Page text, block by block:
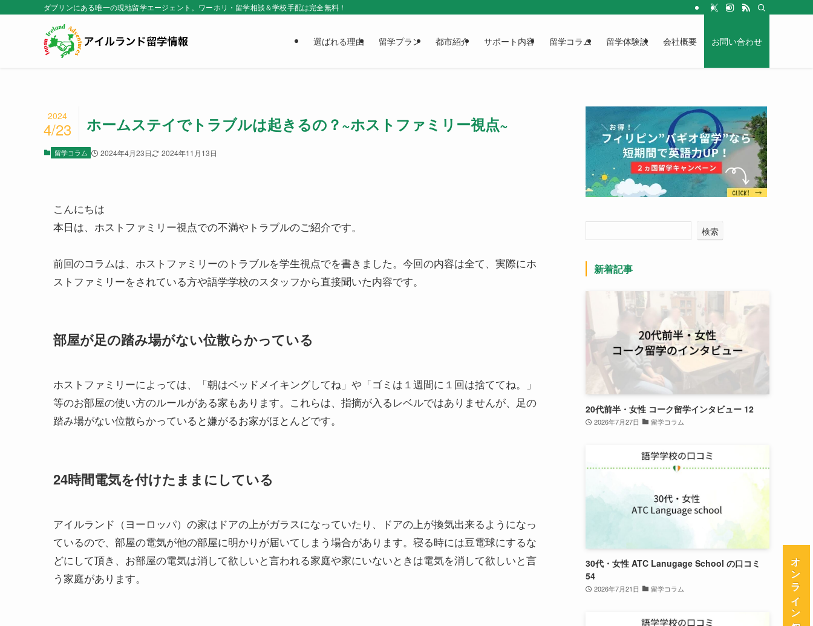
ダブリンにある唯一の現地留学エージェント。ワーホリ・留学相談＆学校手配は完全無料！
選ばれる理由 留学プラン 都市紹介 サポート内容 留学コラム 留学体験談 会社概要 お問い合わせ
ホームステイでトラブルは起きるの？~ホストファミリー視点~
2024
4/23
留学コラム 2024年4月23日 2024年11月13日
こんにちは
本日は、ホストファミリー視点での不満やトラブルのご紹介です。
前回のコラムは、ホストファミリーのトラブルを学生視点でを書きました。今回の内容は全て、実際にホ
ストファミリーをされている方や語学学校のスタッフから直接聞いた内容です。
部屋が足の踏み場がない位散らかっている
ホストファミリーによっては、「朝はベッドメイキングしてね」や「ゴミは１週間に１回は捨ててね。」
等のお部屋の使い方のルールがある家もあります。これらは、指摘が入るレベルではありませんが、足の
踏み場がない位散らかっていると嫌がるお家がほとんどです。
24時間電気を付けたままにしている
アイルランド（ヨーロッパ）の家はドアの上がガラスになっていたり、ドアの上が換気出来るようになっ
ているので、部屋の電気が他の部屋に明かりが届いてしまう場合があります。寝る時には豆電球にするな
どにして頂き、お部屋の電気は消して欲しいと言われる家庭や家にいないときは電気を消して欲しいと言
う家庭があります。
検索
新着記事
20代前半・女性 コーク留学インタビュー 12
2026年7月27日 留学コラム
30代・女性 ATC Lanugage School の口コミ
54
2026年7月21日 留学コラム オンライン個別相談